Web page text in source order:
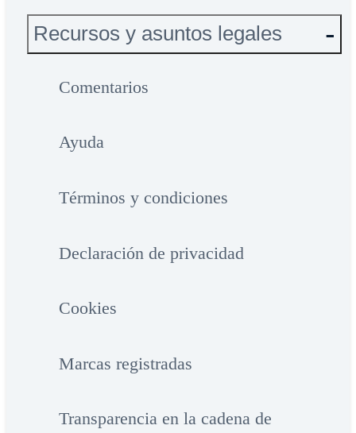
Recursos y asuntos legales
Comentarios
Ayuda
Términos y condiciones
Declaración de privacidad
Cookies
Marcas registradas
Transparencia en la cadena de